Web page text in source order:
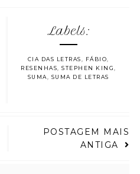
Labels:
CIA DAS LETRAS FÁBIO
RESENHAS ,STEPHEN KING
SUMA
SUMA DE LETRAS
POSTAGEM MAIS
ANTIGA